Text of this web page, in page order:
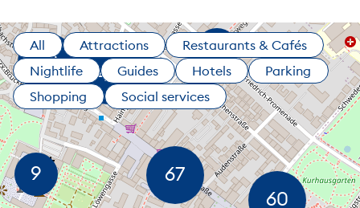
All Attractions
Restaurants & Cafés
Nightlife
Guides Hotels
Parking
Shopping
Social services